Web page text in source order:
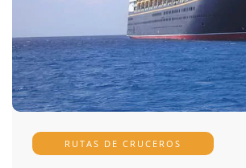
RUTAS DE CRUCEROS